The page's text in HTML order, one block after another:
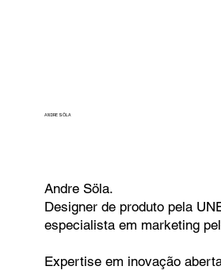
ANDRE SÖLA
Andre Söla.
Designer de produto pela
especialista em marketing
Expertise em inovação